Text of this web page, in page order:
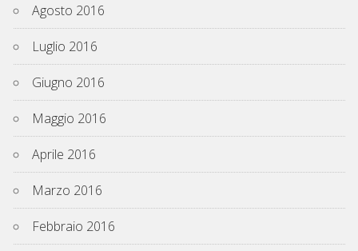
Agosto 2016
Luglio 2016
Giugno 2016
Maggio 2016
Aprile 2016
Marzo 2016
Febbraio 2016